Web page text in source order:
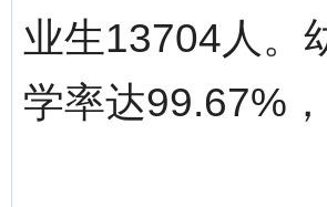
业生13704人。
学率达99.67%